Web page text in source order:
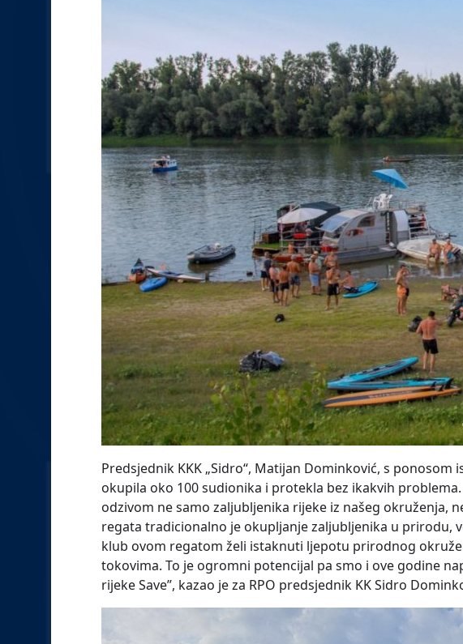
Predsjednik KKK „Sidro“, Matijan Dominković, s ponosom
okupila oko 100 sudionika i protekla bez ikakvih
odzivom ne samo zaljubljenika rijeke iz našeg okruženja,
regata tradicionalno je okupljanje zaljubljenika u prirodu,
klub ovom regatom želi istaknuti ljepotu prirodnog
tokovima. To je ogromni potencijal pa smo i ove godine
rijeke Save”, kazao je za RPO predsjednik KK Sidro